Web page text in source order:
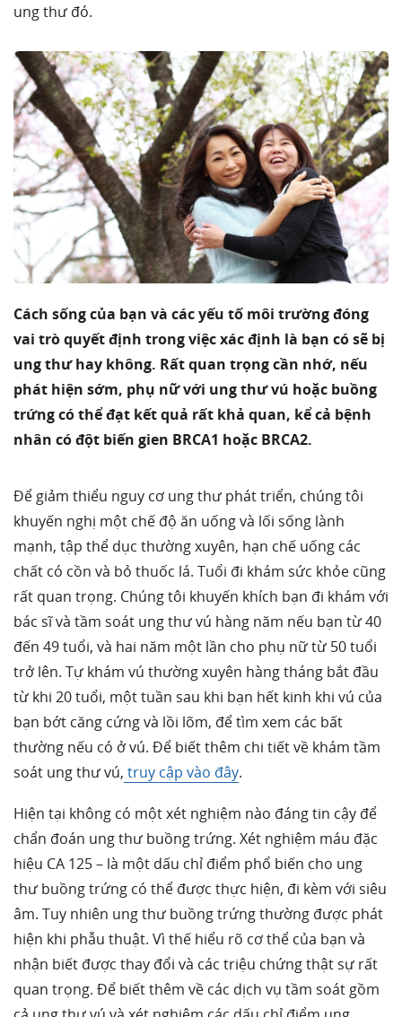
ung thư đó.
Cách sống của bạn và các yếu tố môi trường đóng
vai trò quyết định trong việc xác định là bạn có sẽ bị
ung thư hay không. Rất quan trọng cần nhớ, nếu
phát hiện sớm, phụ nữ với ung thư vú hoặc buồng
trứng có thể đạt kết quả rất khả quan, kể cả bệnh
nhân có đột biến gien BRCA1 hoặc BRCA2.
Để giảm thiểu nguy cơ ung thư phát triển, chúng tôi
khuyến nghị một chế độ ăn uống và lối sống lành
mạnh, tập thể dục thường xuyên, hạn chế uống các
chất có cồn và bỏ thuốc lá. Tuổi đi khám sức khỏe cũng
rất quan trọng. Chúng tôi khuyến khích bạn đi khám với
bác sĩ và tầm soát ung thư vú hàng năm nếu bạn từ 40
đến 49 tuổi, và hai năm một lần cho phụ nữ từ 50 tuổi
trở lên. Tự khám vú thường xuyên hàng tháng bắt đầu
từ khi 20 tuổi, một tuần sau khi bạn hết kinh khi vú của
bạn bớt căng cứng và lồi lõm, để tìm xem các bất
thường nếu có ở vú. Để biết thêm chi tiết về khám tầm
soát ung thư vú, truy cập vào đây.
Hiện tại không có một xét nghiệm nào đáng tin cậy để
chẩn đoán ung thư buồng trứng. Xét nghiệm máu đặc
hiệu CA 125 – là một dấu chỉ điểm phổ biến cho ung
thư buồng trứng có thể được thực hiện, đi kèm với siêu
âm. Tuy nhiên ung thư buồng trứng thường được phát
hiện khi phẫu thuật. Vì thế hiểu rõ cơ thể của bạn và
nhận biết được thay đổi và các triệu chứng thật sự rất
quan trọng. Để biết thêm về các dịch vụ tầm soát gồm